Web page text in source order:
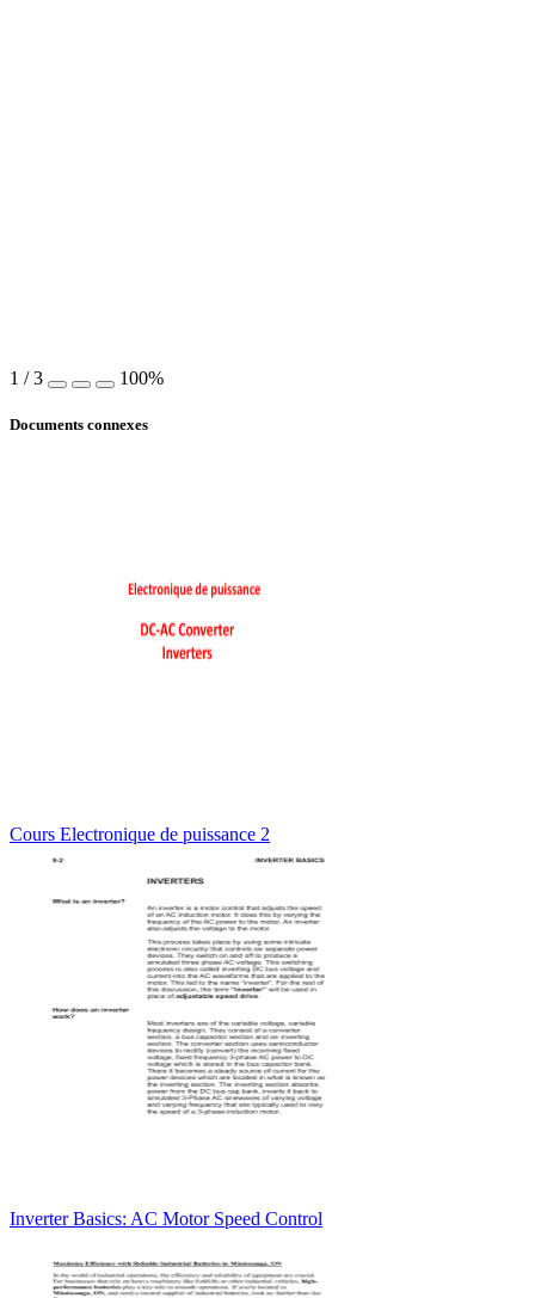
1 /3 100%
Documents connexes
Cours Electronique de puissance 2
Inverter Basics: AC Motor Speed Control